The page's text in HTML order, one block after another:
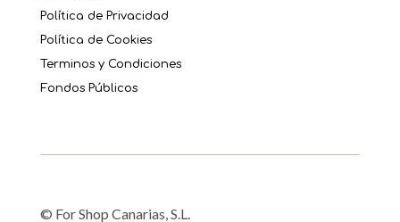
Política de Privacidad
Política de Cookies
Terminos y Condiciones
Fondos Públicos
© For Shop Canarias, S.L.